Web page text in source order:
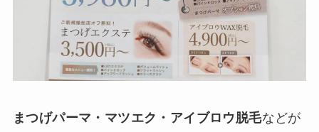
まつげパーマ・マツエク・アイブロウ脱毛などが